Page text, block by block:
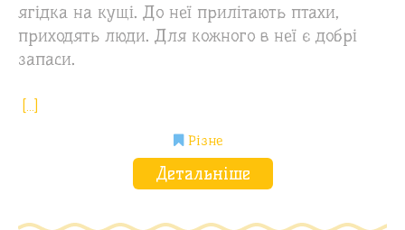
ягідка на кущі. До неї прилітають птахи,
приходять люди. Для кожного в неї є добрі
запаси.
[…]
Різне
Детальніше